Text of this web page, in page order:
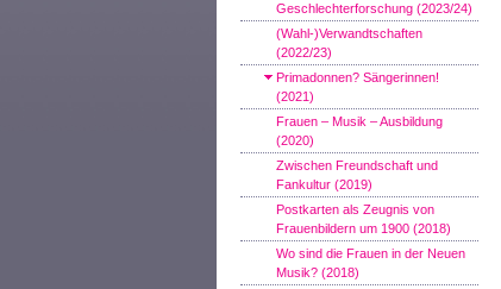
Geschlechterforschung (2023/24)
(Wahl-)Verwandtschaften
(2022/23)
Primadonnen? Sängerinnen!
(2021)
Frauen – Musik – Ausbildung
(2020)
Zwischen Freundschaft und
Fankultur (2019)
Postkarten als Zeugnis von
Frauenbildern um 1900 (2018)
Wo sind die Frauen in der Neuen
Musik? (2018)